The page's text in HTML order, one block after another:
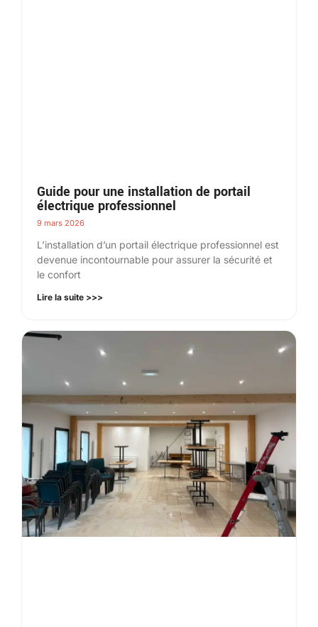
Guide pour une installation de portail
électrique professionnel
9 mars 2026
L’installation d’un portail électrique professionnel est
devenue incontournable pour assurer la sécurité et
le confort
Lire la suite >>>